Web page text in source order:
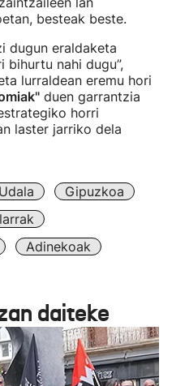
besteak beste.
dugun eraldaketa
nahi dugu”,
lurraldean eremu hori
duen garrantzia
horri
laster jarriko dela
Gipuzkoa
Adinekoak
daiteke